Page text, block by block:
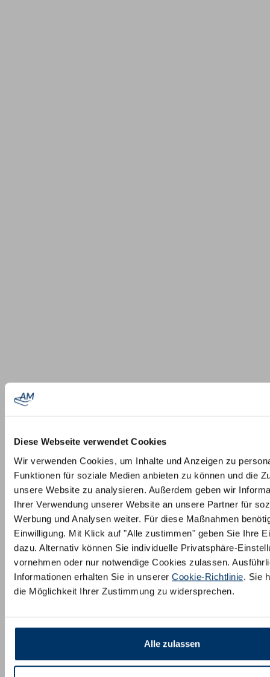
Diese Webseite verwendet Cookies
Wir verwenden Cookies, um Inhalte und Anzeigen zu
Funktionen für soziale Medien anbieten zu können und die
unsere Website zu analysieren. Außerdem geben wir
Ihrer Verwendung unserer Website an unsere Partner für
Werbung und Analysen weiter. Für diese Maßnahmen
Einwilligung. Mit Klick auf "Alle zustimmen" geben Sie Ihre
dazu. Alternativ können Sie individuelle Privatsphäre-
vornehmen oder nur notwendige Cookies zulassen.
Informationen erhalten Sie in unserer Cookie-Richtlinie. Sie
die Möglichkeit Ihrer Zustimmung zu widersprechen.
Alle zulassen